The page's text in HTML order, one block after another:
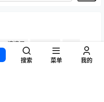
凉凉子
丽柜 写真模特
咬一口兔娘
搜索 菜单 我的